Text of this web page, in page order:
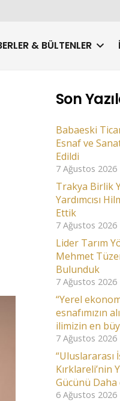
& BÜLTENLER
Son
Babaeski
Esnaf ve
Edildi
7 Ağustos 2026
Trakya Birlik
Yardımcısı
Ettik
7 Ağustos 2026
Lider Tarım
Mehmet
Bulunduk
7 Ağustos 2026
“Yerel
esnafımızın
ilimizin en
7 Ağustos 2026
“Uluslararası
Kırklareli’nin
Gücünü Daha
6 Ağustos 2026